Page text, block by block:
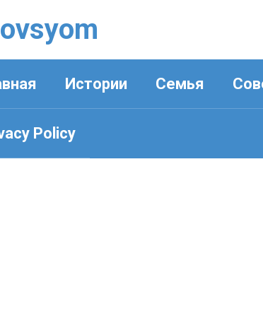
Истории Семья
Policy